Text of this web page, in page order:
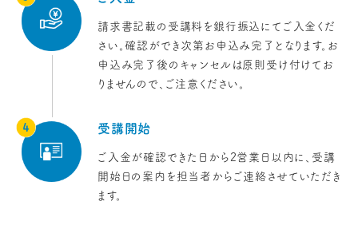
請求書記載の受講料を銀行振込にてご入金くだ
さい。確認ができ次第お申込み完了となります。お
申込み完了後のキャンセルは原則受け付けてお
りませんので、ご注意ください。
受講開始
ご入金が確認できた日から2営業日以内に、受講
開始日の案内を担当者からご連絡させていただき
ます。